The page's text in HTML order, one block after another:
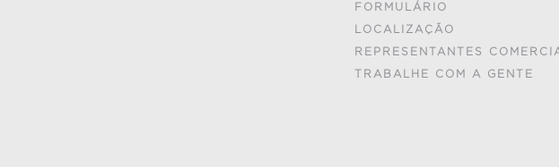
FORMULÁRIO
LOCALIZAÇÃO
REPRESENTANTES
TRABALHE COM A GENTE